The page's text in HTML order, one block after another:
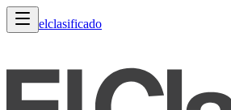
elclasificado